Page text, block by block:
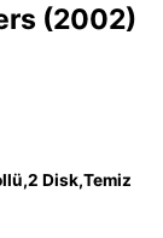
(2002)
Disk,Temiz